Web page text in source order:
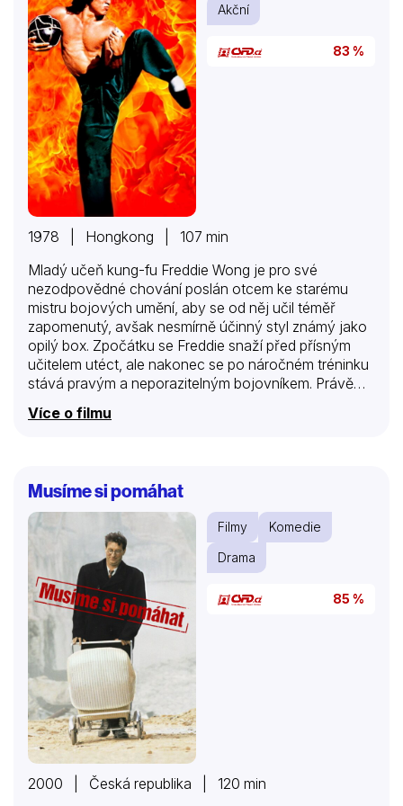
Akční
83 %
1978 | Hongkong | 107 min
Mladý učeň kung-fu Freddie Wong je pro své
nezodpovědné chování poslán otcem ke starému
mistru bojových umění, aby se od něj učil téměř
zapomenutý, avšak nesmírně účinný styl známý jako
opilý box. Zpočátku se Freddie snaží před přísným
učitelem utéct, ale nakonec se po náročném tréninku
stává pravým a neporazitelným bojovníkem. Právě
přezdívaný Blesková noha, byl najat, aby zavraždil
Více o filmu
Musíme si pomáhat
Filmy
Komedie
Drama
85 %
2000 | Česká republika | 120 min